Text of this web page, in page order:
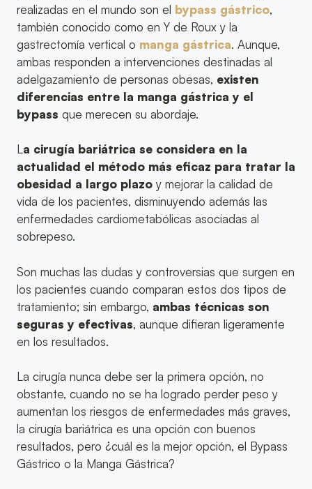
realizadas en el mundo son el bypass gástrico,
también conocido como en Y de Roux y la
gastrectomía vertical o manga gástrica. Aunque,
ambas responden a intervenciones destinadas al
adelgazamiento de personas obesas, existen
diferencias entre la manga gástrica y el
bypass que merecen su abordaje.
La cirugía bariátrica se considera en la
actualidad el método más eficaz para tratar la
obesidad a largo plazo y mejorar la calidad de
vida de los pacientes, disminuyendo además las
enfermedades cardiometabólicas asociadas al
sobrepeso.
Son muchas las dudas y controversias que surgen en
los pacientes cuando comparan estos dos tipos de
tratamiento; sin embargo, ambas técnicas son
seguras y efectivas, aunque difieran ligeramente
en los resultados.
La cirugía nunca debe ser la primera opción, no
obstante, cuando no se ha logrado perder peso y
aumentan los riesgos de enfermedades más graves,
la cirugía bariátrica es una opción con buenos
resultados, pero ¿cuál es la mejor opción, el Bypass
Gástrico o la Manga Gástrica?